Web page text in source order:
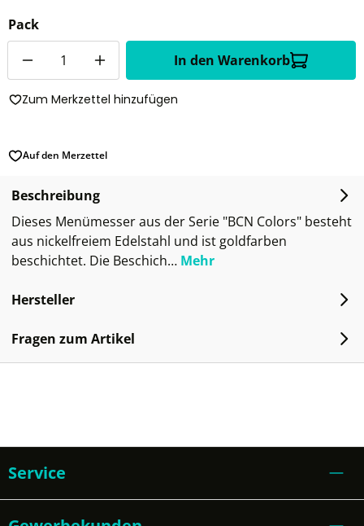
Pack
In den Warenkorb
Zum Merkzettel hinzufügen
Auf den Merzettel
Beschreibung
Dieses Menümesser aus der Serie "BCN Colors" besteht
aus nickelfreiem Edelstahl und ist goldfarben
beschichtet. Die Beschich… Mehr
Hersteller
Fragen zum Artikel
Service